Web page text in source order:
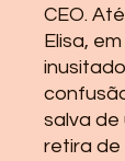
CEO.
Elisa,
salva de
retira de